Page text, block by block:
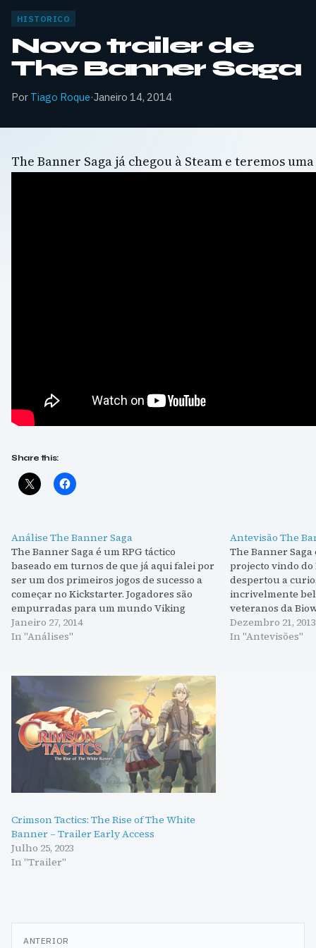
HISTORICO
Novo trailer de
The Banner Saga
Por Tiago Roque·Janeiro 14, 2014
The Banner Saga já chegou à Steam e teremos
Share this:
Análise The Banner Saga
The Banner Saga é um RPG táctico
baseado em turnos de que já aqui falei por
ser um dos primeiros jogos de sucesso a
começar no Kickstarter. Jogadores são
empurradas para um mundo Viking
implacável e forçado a tomar decisões que
determinam personagens e
Janeiro 27, 2014
In "Análises"
Antevisão The
The Banner
projecto vindo
despertou a
incrivelmente
veteranos da
original, tem
pelo mesmo
Dezembro 21, 2013
In "Antevisões"
Crimson Tactics: The Rise of The White
Banner – Trailer Early Access
Julho 25, 2023
In "Trailer"
Navegação
ANTERIOR